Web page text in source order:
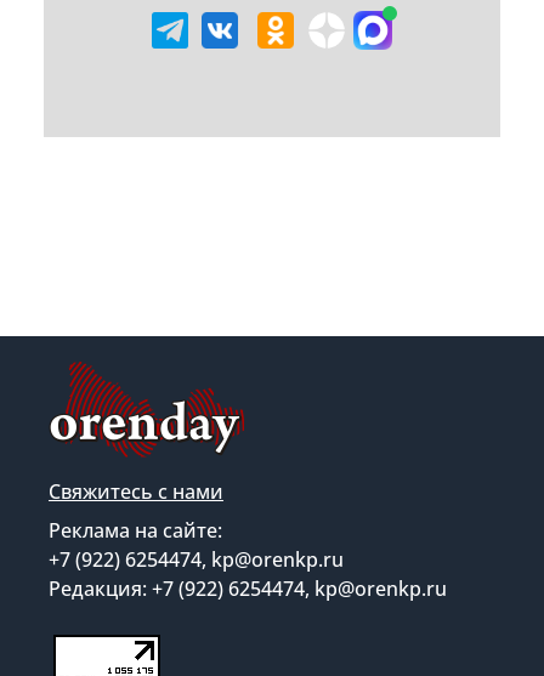
Свяжитесь с нами
Реклама на сайте:
+7 (922) 6254474, kp@orenkp.ru
Редакция: +7 (922) 6254474, kp@orenkp.ru